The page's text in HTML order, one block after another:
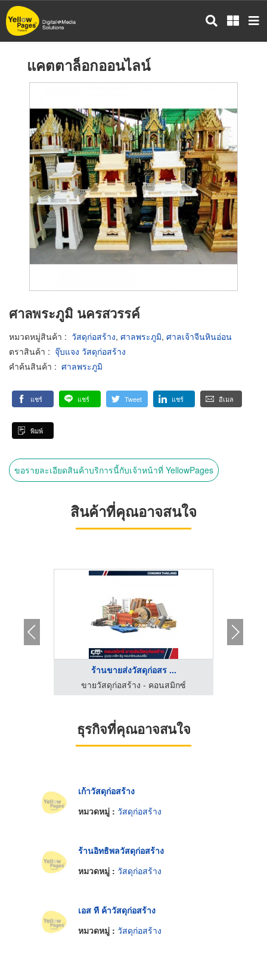
ข้าม
ไป
แคตตาล็อกออนไลน์
ศาลพระภูมิ นครสวรรค์
หมวดหมู่สินค้า : วัสดุก่อสร้าง, ศาลพระภูมิ, ศาลเจ้าจีนหินอ่อน
ตราสินค้า : จุ๊บแจง วัสดุก่อสร้าง
คำค้นสินค้า : ศาลพระภูมิ
แชร์ แชร์ Tweet แชร์ อีเมล
พิมพ์
ขอรายละเอียดสินค้าบริการนี้กับเจ้าหน้าที่ YellowPages
สินค้าที่คุณอาจสนใจ
ร้านขายส่งวัสดุก่อสร ...
ขายวัสดุก่อสร้าง - คอนสมิกซ์
ธุรกิจที่คุณอาจสนใจ
เก้าวัสดุก่อสร้าง
หมวดหมู่ : วัสดุก่อสร้าง
ร้านอิทธิพลวัสดุก่อสร้าง
หมวดหมู่ : วัสดุก่อสร้าง
เอส ที ค้าวัสดุก่อสร้าง
หมวดหมู่ : วัสดุก่อสร้าง